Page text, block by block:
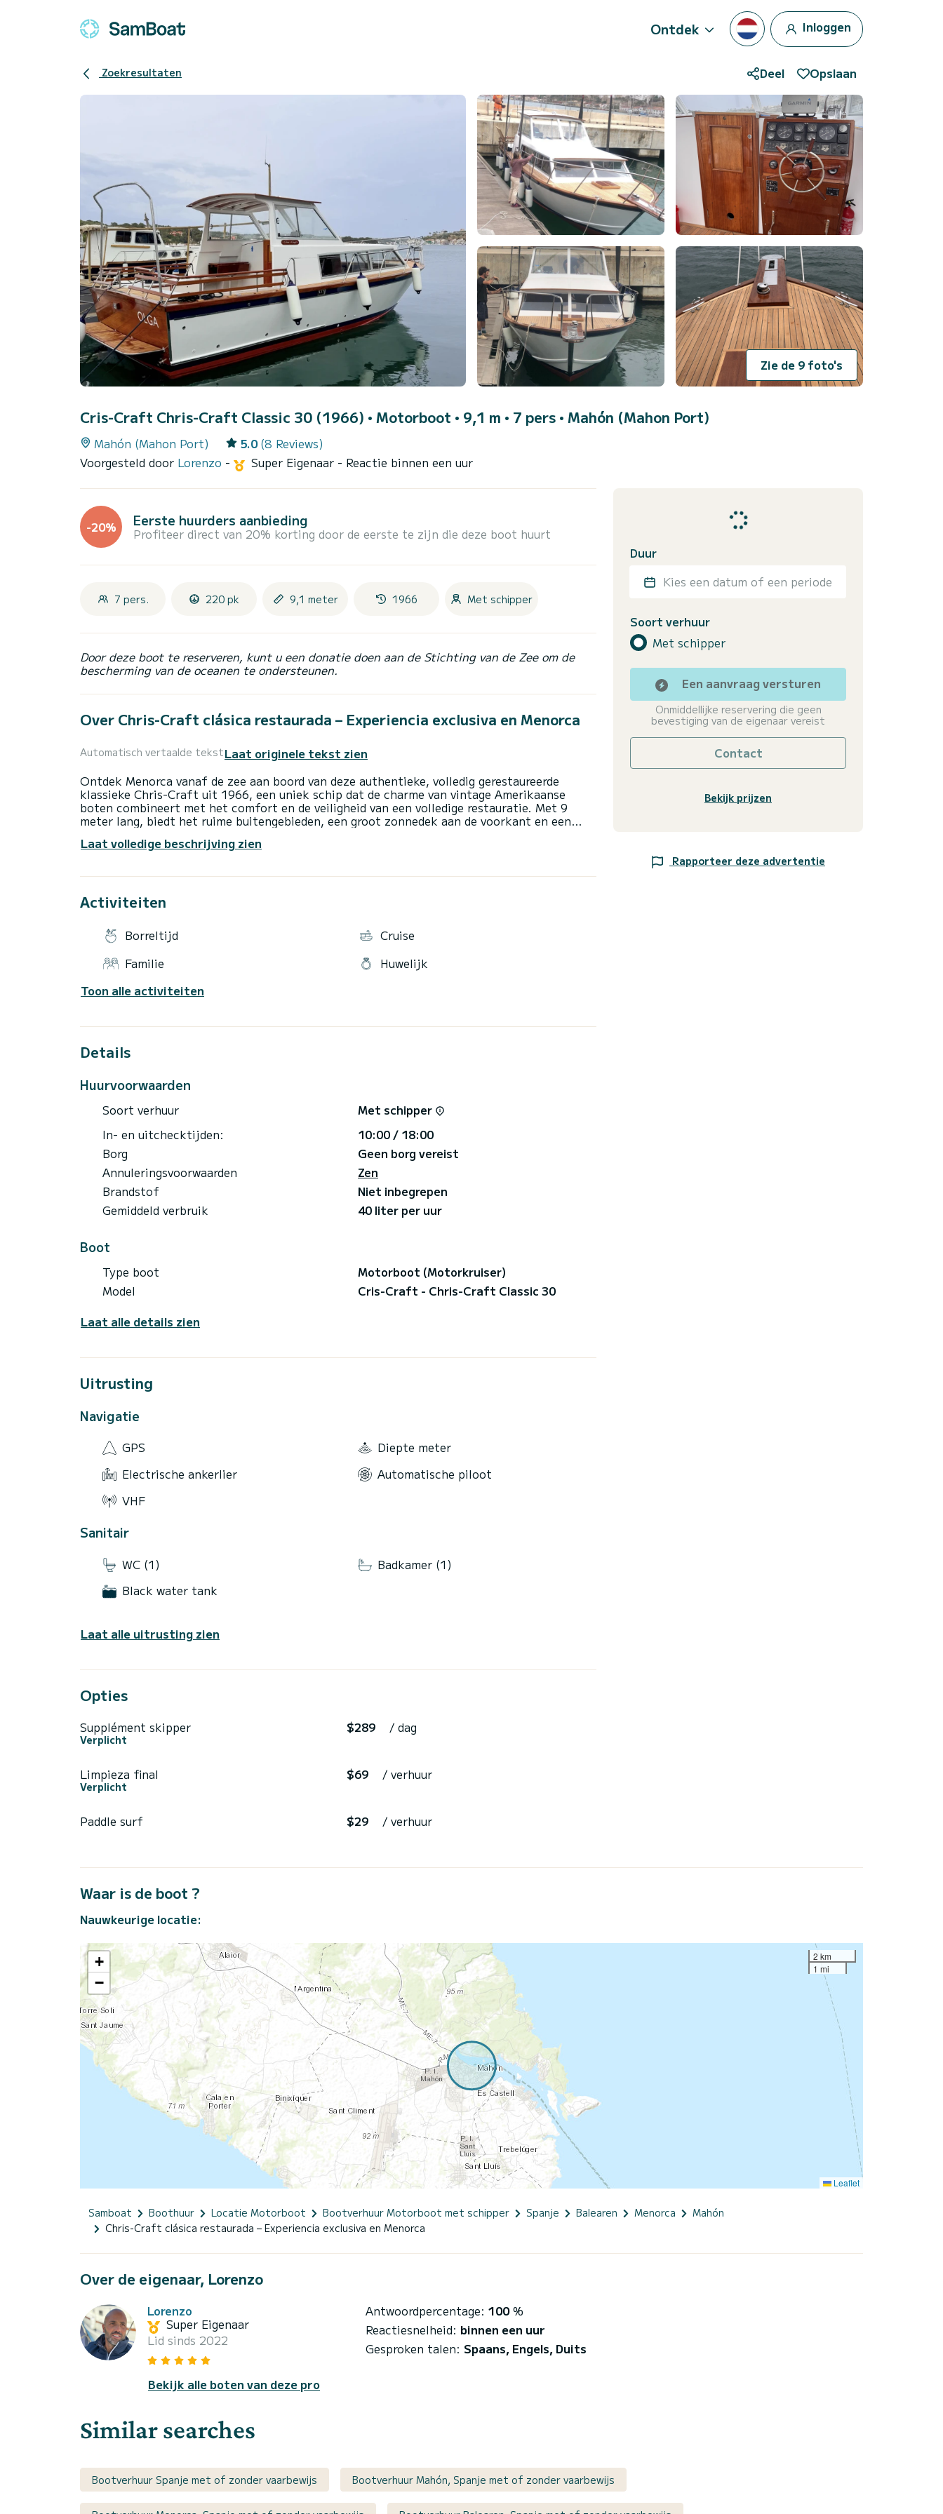
Ontdek Inloggen
Zoekresultaten Deel Opslaan
Zie de 9 foto's
Cris-Craft Chris-Craft Classic 30 (1966) • Motorboot • 9,1 m • 7 pers • Mahón (Mahon Port)
Mahón (Mahon Port) 5.0 (8 Reviews)
Voorgesteld door Lorenzo - Super Eigenaar - Reactie binnen een uur
-20% Eerste huurders aanbieding
Profiteer direct van 20% korting door de eerste te zijn die deze boot huurt
7 pers. 220 pk 9,1 meter 1966 Met schipper
Door deze boot te reserveren, kunt u een donatie doen aan de Stichting van de Zee om de
bescherming van de oceanen te ondersteunen.
Over Chris-Craft clásica restaurada – Experiencia exclusiva en Menorca
Automatisch vertaalde tekstLaat originele tekst zien
Ontdek Menorca vanaf de zee aan boord van deze authentieke, volledig gerestaureerde
klassieke Chris-Craft uit 1966, een uniek schip dat de charme van vintage Amerikaanse
boten combineert met het comfort en de veiligheid van een volledige restauratie. Met 9
meter lang, biedt het ruime buitengebieden, een groot zonnedek aan de voorkant en een
en de beste baaien van het eiland te bezoeken. Het schip heeft een binnenhut met een
gedurende de hele ervaring. Uitgerust met twee dieselmotoren, zorgt het voor een stabiele,
totale rust. Ideaal voor: • Privé-excursies • Dagen met familie of vrienden • Stellen • Speciale
schipper, wat ruimte en een gepersonaliseerde ervaring garandeert. Vertrek vanuit de haven
van Mahón, met routes aangepast aan de weersomstandigheden en de voorkeuren van de
klanten. Als je op zoek bent naar iets anders dan de typische moderne boten, biedt deze
Chris-Craft een authentieke, elegante en exclusieve ervaring op een unieke klassieke boot.
Laat volledige beschrijving zien
Activiteiten
Borreltijd
Cruise
Familie
Huwelijk
Toon alle activiteiten
Details
Huurvoorwaarden
Soort verhuur
Met schipper
In- en uitchecktijden:
10:00 / 18:00
Borg
Geen borg vereist
Annuleringsvoorwaarden
Zen
Brandstof
Niet inbegrepen
Gemiddeld verbruik
40 liter per uur
Boot
Type boot
Motorboot (Motorkruiser)
Model
Cris-Craft - Chris-Craft Classic 30
Laat alle details zien
Uitrusting
Navigatie
GPS
Diepte meter
Electrische ankerlier
Automatische piloot
VHF
Sanitair
WC (1)
Badkamer (1)
Black water tank
Laat alle uitrusting zien
Opties
Supplément skipper
Verplicht
$289 / dag
Limpieza final
Verplicht
$69 / verhuur
Paddle surf $29 / verhuur
Duur
Kies een datum of een periode
Soort verhuur
Met schipper
Een aanvraag versturen
Onmiddellijke reservering die geen
bevestiging van de eigenaar vereist
Contact
Bekijk prijzen
Rapporteer deze advertentie
Waar is de boot ?
Nauwkeurige locatie:
+
−
2 km
1 mi
Leaflet
Samboat Boothuur Locatie Motorboot Bootverhuur Motorboot met schipper Spanje Balearen Menorca
Mahón
Chris-Craft clásica restaurada – Experiencia exclusiva en Menorca
Over de eigenaar, Lorenzo
Lorenzo
Super Eigenaar
Lid sinds 2022
Bekijk alle boten van deze pro
Antwoordpercentage: 100%
Reactiesnelheid: binnen een uur
Gesproken talen: Spaans, Engels, Duits
Similar searches
Bootverhuur Spanje met of zonder vaarbewijs Bootverhuur Mahón, Spanje met of zonder vaarbewijs